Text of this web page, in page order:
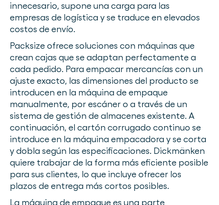
innecesario, supone una carga para las
empresas de logística y se traduce en elevados
costos de envío.
Packsize ofrece soluciones con máquinas que
crean cajas que se adaptan perfectamente a
cada pedido. Para empacar mercancías con un
ajuste exacto, las dimensiones del producto se
introducen en la máquina de empaque
manualmente, por escáner o a través de un
sistema de gestión de almacenes existente. A
continuación, el cartón corrugado continuo se
introduce en la máquina empacadora y se corta
y dobla según las especificaciones. Dickmänken
quiere trabajar de la forma más eficiente posible
para sus clientes, lo que incluye ofrecer los
plazos de entrega más cortos posibles.
La máquina de empaque es una parte